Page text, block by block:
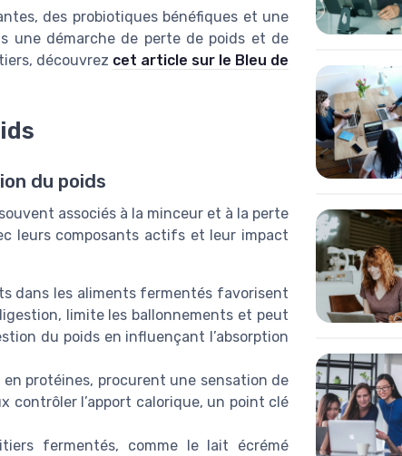
des probiotiques bénéfiques et une
une démarche de perte de poids et de
découvrez cet article sur le Bleu de
du poids
associés à la minceur et à la perte
leurs composants actifs et leur impact
dans les aliments fermentés favorisent
limite les ballonnements et peut
du poids en influençant l’absorption
protéines, procurent une sensation de
contrôler l’apport calorique, un point clé
fermentés, comme le lait écrémé